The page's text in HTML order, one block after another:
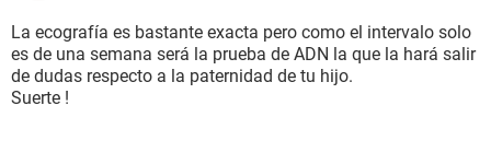
La ecografía es bastante exacta pero como el intervalo solo
es de una semana será la prueba de ADN la que la hará salir
de dudas respecto a la paternidad de tu hijo.
Suerte !